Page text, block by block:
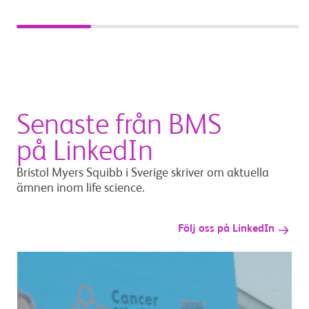
Senaste från BMS
på LinkedIn
Bristol Myers Squibb i Sverige skriver om aktuella
ämnen inom life science.
Följ oss på LinkedIn